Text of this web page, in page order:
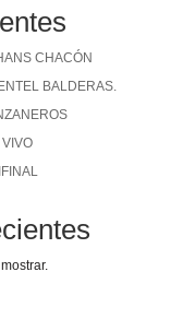
CHACÓN
BALDERAS.